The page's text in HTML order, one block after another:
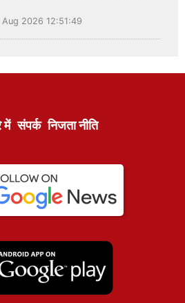
Aug 2026 12:51:49
में संपर्क निजता नीति